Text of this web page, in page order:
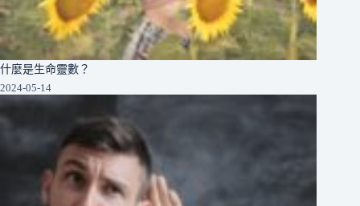
什麼是生命靈數？
2024-05-14